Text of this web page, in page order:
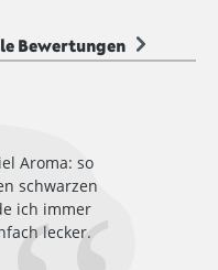
Bewertungen
Aroma: so
schwarzen
ich immer
lecker.